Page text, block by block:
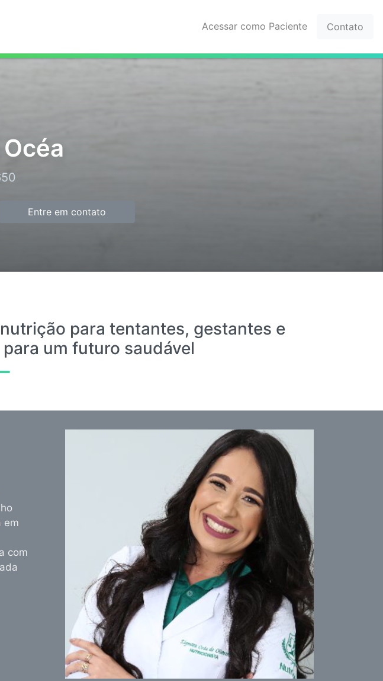
Acessar como Paciente Contato
Entre em contato
para tentantes, gestantes e
um futuro saudável
em
com